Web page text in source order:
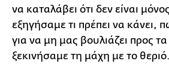
να καταλάβει ότι δεν είναι
εξηγήσαμε τι πρέπει να κάνει,
για να μη μας βουλιάζει προς
ξεκινήσαμε τη μάχη με το θεριό.